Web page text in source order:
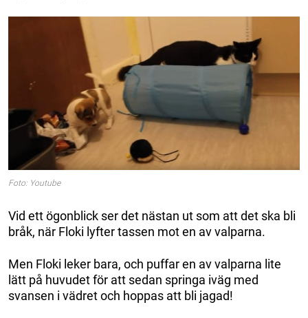
Foto: Youtube
Vid ett ögonblick ser det nästan ut som att det ska bli
bråk, när Floki lyfter tassen mot en av valparna.
Men Floki leker bara, och puffar en av valparna lite
lätt på huvudet för att sedan springa iväg med
svansen i vädret och hoppas att bli jagad!